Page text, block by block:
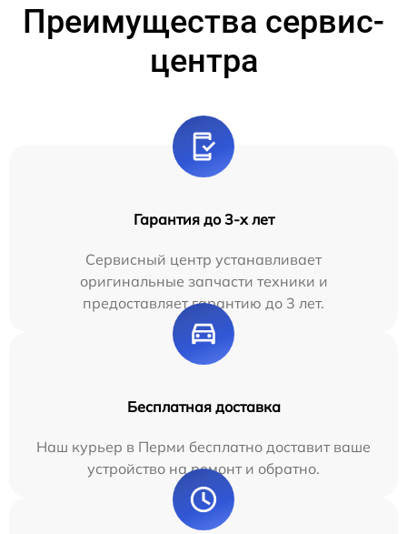
Преимущества сервис-
центра
Гарантия до 3-х лет
Сервисный центр устанавливает
оригинальные запчасти техники и
предоставляет гарантию до 3 лет.
Бесплатная доставка
Наш курьер в Перми бесплатно доставит ваше
устройство на ремонт и обратно.